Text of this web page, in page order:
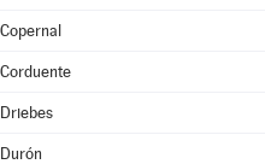
Copernal
Corduente
Driebes
Durón